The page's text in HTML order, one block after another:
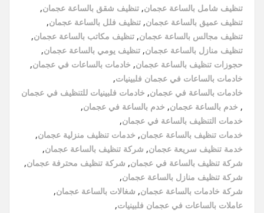
تنظيف شامل بالساعة عجمان, تنظيف شقق بالساعة عجمان,
تنظيف عميق بالساعة عجمان, تنظيف فلل بالساعة عجمان,
تنظيف مجالس بالساعة عجمان, تنظيف مكاتب بالساعة عجمان,
تنظيف منازل بالساعة عجمان, تنظيف يومي بالساعة عجمان,
حجوزات تنظيف بالساعة عجمان, خادمات بالساعات في عجمان,
خادمات بالساعات في عجمان فلبينيات,
خادمات بالساعة في عجمان, خادمات فلبينيات للتنظيف في عجمان
, خدم بالساعة عجمان, خدم بالساعة في عجمان,
خدمات التنظيف بالساعة في عجمان,
خدمات تنظيف بالساعة عجمان, خدمات تنظيف منزلية عجمان,
خدمة تنظيف سريعة عجمان, شركة تنظيف بالساعة عجمان,
شركة تنظيف بالساعة في عجمان, شركة تنظيف محترفة عجمان,
شركة تنظيف منازل بالساعة عجمان,
شركة خادمات بالساعة عجمان, شغالات بالساعة عجمان,
عاملات بالساعات في عجمان فلبينيات,